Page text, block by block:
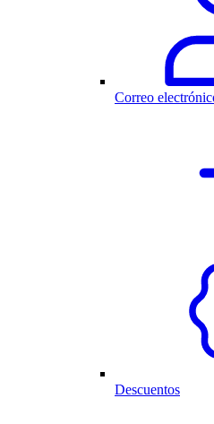
Correo
Descuentos